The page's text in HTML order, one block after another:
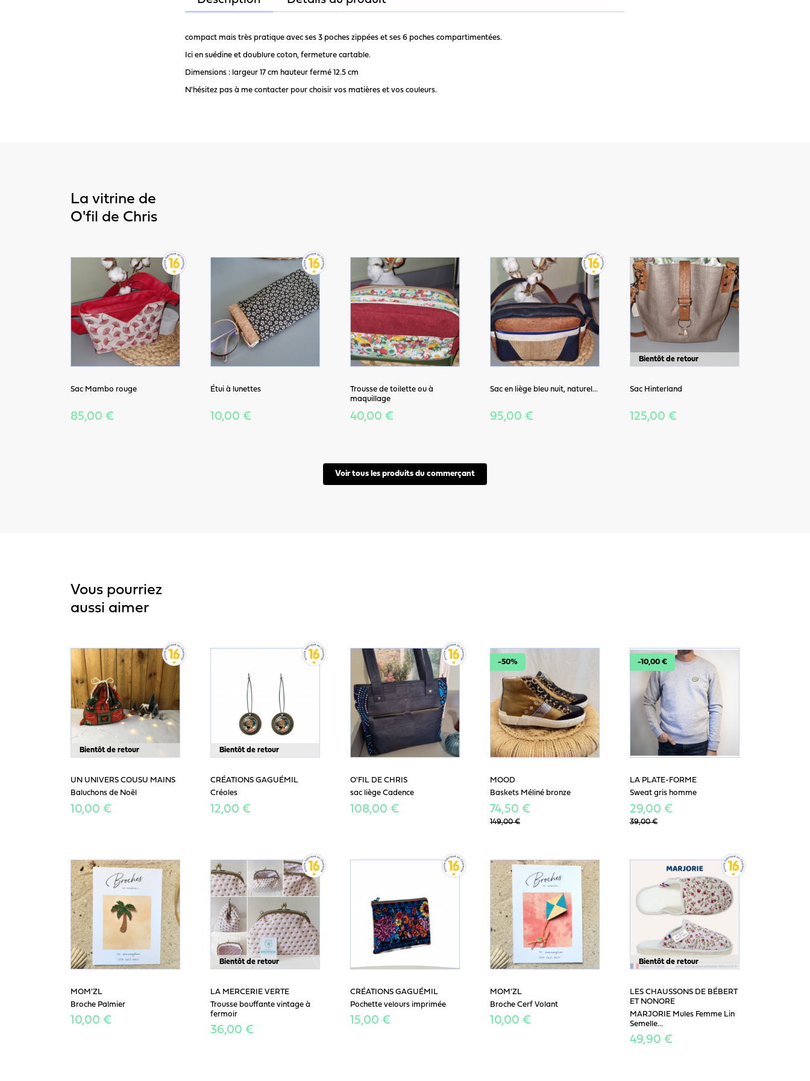
compact mais très pratique avec ses 3 poches zippées et ses 6 poches compartimentées.
Ici en suédine et doublure coton, fermeture cartable.
Dimensions : largeur 17 cm hauteur fermé 12.5 cm
N'hésitez pas à me contacter pour choisir vos matières et vos couleurs.
La vitrine de
O'fil de Chris
Sac Mambo rouge
85,00 €
Étui à lunettes
10,00 €
Trousse de toilette ou à
maquillage
40,00 €
Sac en liège bleu nuit, naturel...
95,00 €
Bientôt de retour
Sac Hinterland
125,00 €
Voir tous les produits du commerçant
Vous pourriez
aussi aimer
Bientôt de retour
UN UNIVERS COUSU MAINS
Baluchons de Noël
10,00 €
Bientôt de retour
CRÉATIONS GAGUÉMIL
Créoles
12,00 €
O'FIL DE CHRIS
sac liège Cadence
108,00 €
MOOD
Baskets Méliné bronze
74,50 €
149,00 €
-50%
LA PLATE-FORME
Sweat gris homme
29,00 €
39,00 €
-10,00 €
MOM'ZL
Broche Palmier
10,00 €
Bientôt de retour
LA MERCERIE VERTE
Trousse bouffante vintage à
fermoir
36,00 €
CRÉATIONS GAGUÉMIL
Pochette velours imprimée
15,00 €
MOM'ZL
Broche Cerf Volant
10,00 €
Bientôt de retour
LES CHAUSSONS DE BÉBERT
ET NONORE
MARJORIE Mules Femme Lin
Semelle...
49,90 €